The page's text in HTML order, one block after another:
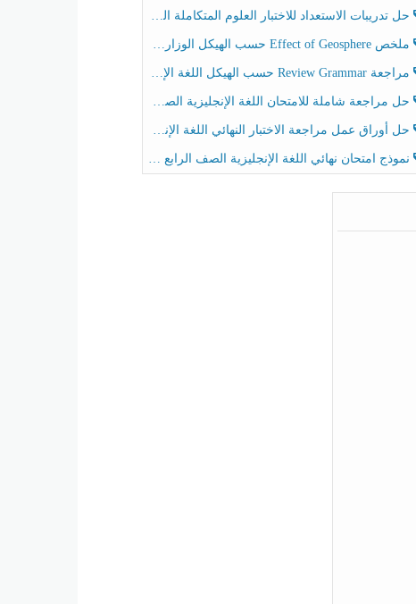
حل تدريبات الاستعداد للاختبار العلوم المتكاملة الصف الخامس عام الفصل الثالث
ملخص Effect of Geosphere حسب الهيكل الوزاري العلوم المتكاملة الصف الخامس انسبير الفصل الثالث
مراجعة Review Grammar حسب الهيكل اللغة الإنجليزية الصف الخامس الفصل الثالث
حل مراجعة شاملة للامتحان اللغة الإنجليزية الصف الخامس الفصل الثالث
حل أوراق عمل مراجعة الاختبار النهائي اللغة الإنجليزية الصف الرابع الفصل الثالث
نموذج امتحان نهائي اللغة الإنجليزية الصف الرابع الفصل الثالث